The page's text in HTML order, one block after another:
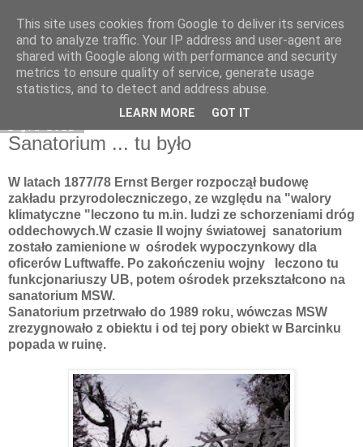
Moje miejsce
Sanatorium ... tu było
W latach 1877/78 Ernst Berger rozpoczął budowę
zakładu przyrodoleczniczego, ze względu na "walory
klimatyczne "leczono tu m.in. ludzi ze schorzeniami dróg
oddechowych.W czasie II wojny światowej sanatorium
zostało zamienione w ośrodek wypoczynkowy dla
oficerów Luftwaffe. Po zakończeniu wojny leczono tu
funkcjonariuszy UB, potem ośrodek przekształcono na
sanatorium MSW.
Sanatorium przetrwało do 1989 roku, wówczas MSW
zrezygnowało z obiektu i od tej pory obiekt w Barcinku
popada w ruinę.
This site uses cookies from Google to deliver its services
and to analyze traffic. Your IP address and user-agent are
shared with Google along with performance and security
metrics to ensure quality of service, generate usage
statistics, and to detect and address abuse.
LEARN MORE GOT IT